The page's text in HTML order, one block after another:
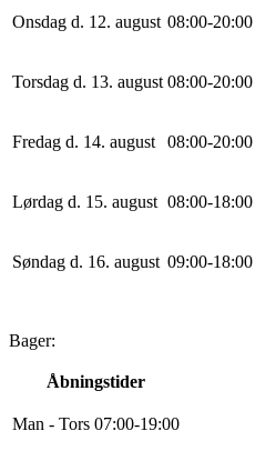
Onsdag d. 12. august 08:00-20:00
Torsdag d. 13. august 08:00-20:00
Fredag d. 14. august 08:00-20:00
Lørdag d. 15. august 08:00-18:00
Søndag d. 16. august 09:00-18:00
Bager:
Åbningstider
Man - Tors 07:00-19:00